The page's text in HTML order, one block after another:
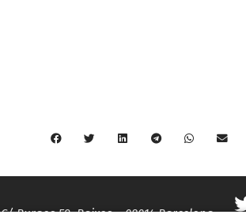
C/ Burgos 59, Baixos – 08014 Barcelona